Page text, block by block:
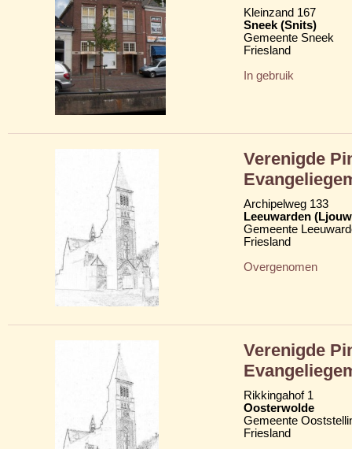
Kleinzand 167
Sneek (Snits)
Gemeente Sneek
Friesland
In gebruik
Verenigde
Archipelweg 133
Leeuwarden
Gemeente
Friesland
Overgenomen
Verenigde
Rikkingahof 1
Oosterwolde
Gemeente
Friesland